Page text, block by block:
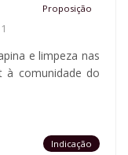
Proposição
1
e limpeza nas
à comunidade do
Indicação